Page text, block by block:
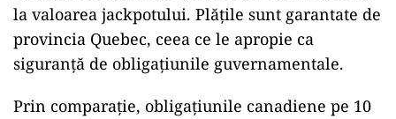
la valoarea jackpotului. Plățile sunt garantate de
provincia Quebec, ceea ce le apropie ca
siguranță de obligațiunile guvernamentale.
Prin comparație, obligațiunile canadiene pe 10